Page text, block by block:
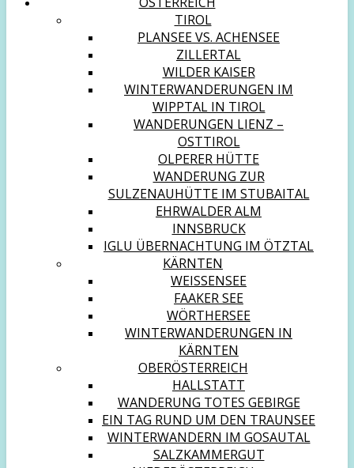
TIROL
PLANSEE VS. ACHENSEE
ZILLERTAL
WILDER KAISER
WINTERWANDERUNGEN IM
WIPPTAL IN TIROL
WANDERUNGEN LIENZ –
OSTTIROL
OLPERER HÜTTE
WANDERUNG ZUR
SULZENAUHÜTTE IM STUBAITAL
EHRWALDER ALM
INNSBRUCK
IGLU ÜBERNACHTUNG IM ÖTZTAL
KÄRNTEN
WEISSENSEE
FAAKER SEE
WÖRTHERSEE
WINTERWANDERUNGEN IN
KÄRNTEN
OBERÖSTERREICH
HALLSTATT
WANDERUNG TOTES GEBIRGE
EIN TAG RUND UM DEN TRAUNSEE
WINTERWANDERN IM GOSAUTAL
SALZKAMMERGUT